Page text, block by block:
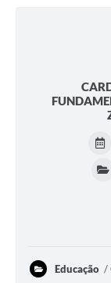
Educação